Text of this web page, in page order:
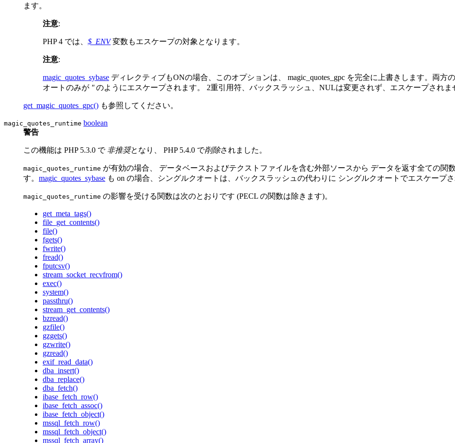
ます。
注意:
PHP 4 では、 $_ENV変数もエスケープの対象となります。
注意:
magic_quotes_sybase ディレクティブもONの場合、このオプションは、 magic_quotes_gpc を完全に上書きします。両
オートのみが ''のようにエスケープされます。 2重引用符、バックスラッシュ、NULは変更されず、エスケープされま
get_magic_quotes_gpc() も参照してください。
magic_quotes_runtime boolean
警告
この機能は PHP 5.3.0 で 非推奨となり、 PHP 5.4.0 で削除されました。
magic_quotes_runtime が有効の場合、 データベースおよびテクストファイルを含む外部ソースから データを返す全ての関
す。 magic_quotes_sybase も on の場合、シングルクオートは、バックスラッシュの代わりに シングルクオートでエスケープさ
magic_quotes_runtime の影響を受ける関数は次のとおりです (PECL の関数は除きます)。
get_meta_tags()
file_get_contents()
file()
fgets()
fwrite()
fread()
fputcsv()
stream_socket_recvfrom()
exec()
system()
passthru()
stream_get_contents()
bzread()
gzfile()
gzgets()
gzwrite()
gzread()
exif_read_data()
dba_insert()
dba_replace()
dba_fetch()
ibase_fetch_row()
ibase_fetch_assoc()
ibase_fetch_object()
mssql_fetch_row()
mssql_fetch_object()
mssql_fetch_array()